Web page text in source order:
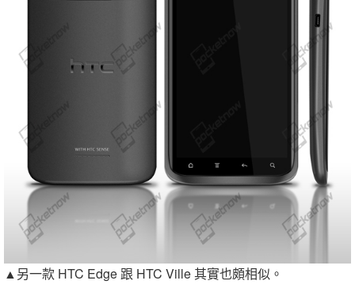
▲另一款 HTC Edge 跟 HTC Ville 其實也頗相似。